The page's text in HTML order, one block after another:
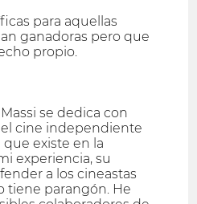
para aquellas
ganadoras pero que
propio.
se dedica con
cine independiente
existe en la
experiencia, su
a los cineastas
tiene parangón. He